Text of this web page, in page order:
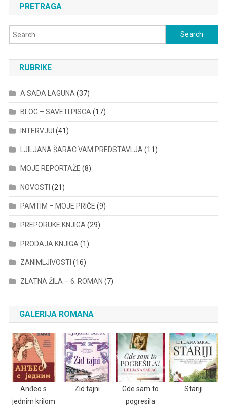
PRETRAGA
Search
for:
RUBRIKE
A SADA LAGUNA (37)
BLOG – SAVETI PISCA (17)
INTERVJUI (41)
LJILJANA ŠARAC VAM PREDSTAVLJA (11)
MOJE REPORTAŽE (8)
NOVOSTI (21)
PAMTIM – MOJE PRIČE (9)
PREPORUKE KNJIGA (29)
PRODAJA KNJIGA (1)
ZANIMLJIVOSTI (16)
ZLATNA ŽILA – 6. ROMAN (7)
GALERIJA ROMANA
Anđeo s
jednim krilom
Zid tajni
Gde sam to
pogresila
Stariji